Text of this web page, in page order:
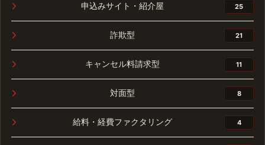
申込みサイト・紹介屋 25
詐欺型 21
キャンセル料請求型 11
対面型 8
給料・経費ファクタリング 4